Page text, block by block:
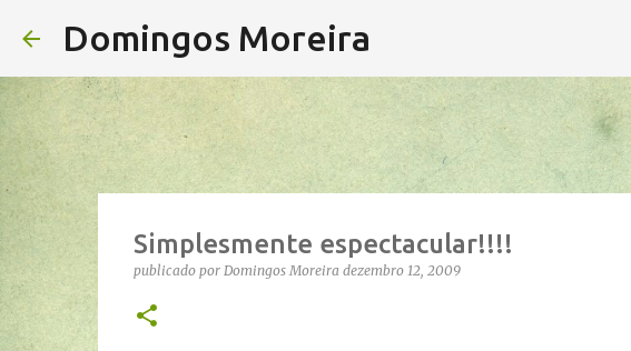
Domingos Moreira
Simplesmente espectacular!!!!
publicado por Domingos Moreira dezembro 12, 2009